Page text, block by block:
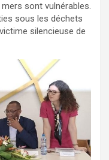
sont vulnérables.
sous les déchets
silencieuse de